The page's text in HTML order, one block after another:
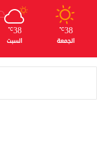
38
℃
الجمعة
38
℃
السبت